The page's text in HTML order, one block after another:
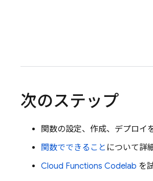
次のステップ
関数の設定、作成、デプロイ
関数でできること について詳
Cloud Functions Codelab を